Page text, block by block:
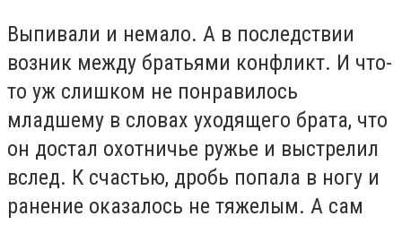
Выпивали и немало. А в последствии
возник между братьями конфликт. И что-
то уж слишком не понравилось
младшему в словах уходящего брата, что
он достал охотничье ружье и выстрелил
вслед. К счастью, дробь попала в ногу и
ранение оказалось не тяжелым. А сам